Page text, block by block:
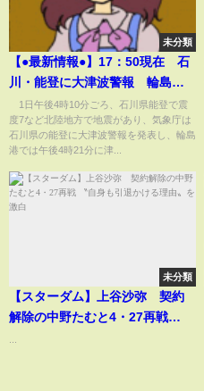
未分類
【●最新情報●】17：50現在 石
川・能登に大津波警報 輪島港
で1.2m以上の津波観測(2024年1
月1日)
1日午後4時10分ごろ、石川県能登で震
度7など北陸地方で地震があり、気象庁は
石川県の能登に大津波警報を発表し、輪島
港では午後4時21分に津...
未分類
【スターダム】上谷沙弥 契約
解除の中野たむと4・27再戦